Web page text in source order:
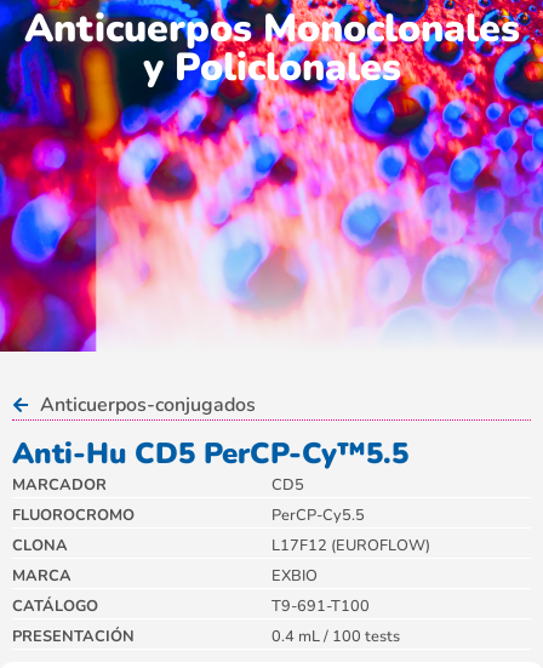
Anticuerpos Monoclonales
y Policlonales
Anticuerpos-conjugados
Anti-Hu CD5 PerCP-Cy™5.5
MARCADOR
CD5
FLUOROCROMO
PerCP-Cy5.5
CLONA
L17F12 (EUROFLOW)
MARCA
EXBIO
CATÁLOGO
T9-691-T100
PRESENTACIÓN
0.4 mL / 100 tests